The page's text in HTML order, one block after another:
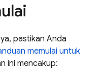
pastikan Anda
memulai untuk
ini mencakup: